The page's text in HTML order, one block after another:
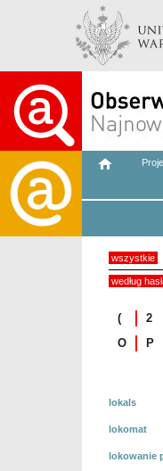
wszystkie
według
( 2
O
P
lokals
lokomat
lokowanie